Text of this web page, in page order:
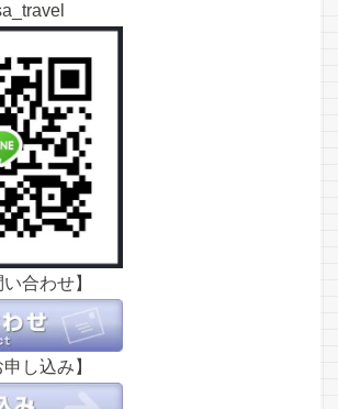
合わせ】
し込み】